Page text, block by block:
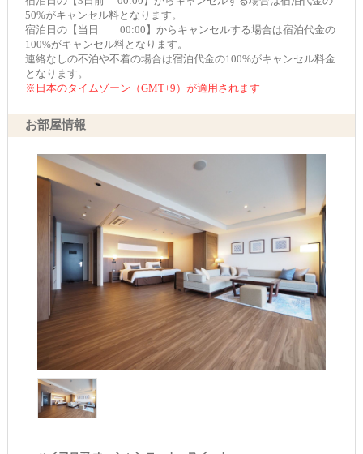
50%がキャンセル料となります。
宿泊日の【当日 00:00】からキャンセルする場合は宿泊代金の
100%がキャンセル料となります。
連絡なしの不泊や不着の場合は宿泊代金の100%がキャンセル料金
となります。
※日本のタイムゾーン（GMT+9）が適用されます
お部屋情報